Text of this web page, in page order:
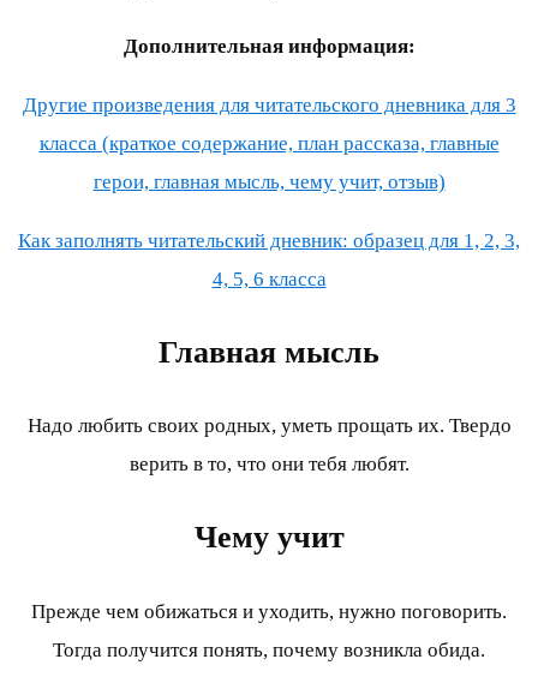
Дополнительная информация:
Другие произведения для читательского дневника для 3
класса (краткое содержание, план рассказа, главные
герои, главная мысль, чему учит, отзыв)
Как заполнять читательский дневник: образец для 1, 2, 3,
4, 5, 6 класса
Главная мысль
Надо любить своих родных, уметь прощать их. Твердо
верить в то, что они тебя любят.
Чему учит
Прежде чем обижаться и уходить, нужно поговорить.
Тогда получится понять, почему возникла обида.